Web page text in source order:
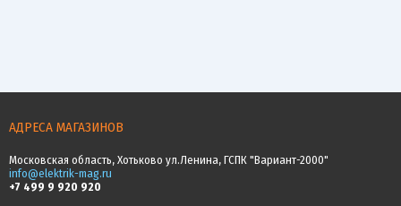
АДРЕСА МАГАЗИНОВ
Московская область, Хотьково ул.Ленина, ГСПК "Вариант-2000"
info@elektrik-mag.ru
+7 499 9 920 920